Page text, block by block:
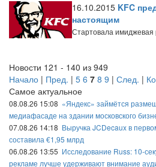
16.10.2015 KFC
настоящим
Стартовала
Новости 121 - 140 из 949
Начало | Пред. | 5 6 7 8 9 | След. |
Самое актуальное
08.08.26 15:08 «Яндекс» займётся
медиафасаде на здании московского
07.08.26 14:18 Выручка JCDecaux в
составила €1,95 млрд
06.08.26 13:55 Исследование Russ: 10-
рекламе лучше удерживают внимание